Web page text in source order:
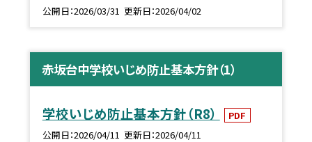
公開日 2026/03/31 更新日 2026/04/02
赤坂台中学校いじめ防止基本方針（1）
学校いじめ防止基本方針（R8）
PDF
公開日 2026/04/11 更新日 2026/04/11